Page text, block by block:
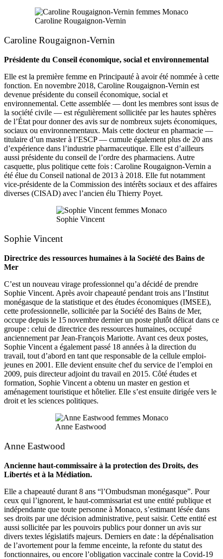
Caroline Rougaignon-Vernin
Caroline Rougaignon-Vernin
Présidente du Conseil économique, social et environnemental
Elle est la première femme en Principauté à avoir été nommée à cette
fonction. En novembre 2018, Caroline Rougaignon-Vernin est
devenue présidente du conseil économique, social et
environnemental. Cette assemblée — dont les membres sont issus de
la société civile — est régulièrement sollicitée par les hautes sphères
de l’État pour donner des avis sur de nombreux sujets économiques,
sociaux ou environnementaux. Mais cette docteur en pharmacie —
titulaire d’un master à l’ESCP — cumule également plus de 20 ans
d’expérience dans l’industrie pharmaceutique. Elle est d’ailleurs
aussi présidente du conseil de l’ordre des pharmaciens. Autre
casquette, plus politique cette fois : Caroline Rougaignon-Vernin a
été élue du Conseil national de 2013 à 2018. Elle fut notamment
vice-présidente de la Commission des intérêts sociaux et des affaires
diverses (CISAD) avec l’ancien élu Thierry Poyet.
Sophie Vincent
Sophie Vincent
Directrice des ressources humaines à la Société des Bains de
Mer
C’est un nouveau virage professionnel qu’a décidé de prendre
Sophie Vincent. Après avoir chapeauté pendant trois ans l’Institut
monégasque de la statistique et des études économiques (IMSEE),
cette professionnelle, sollicitée par la Société des Bains de Mer,
occupe depuis le 15 novembre dernier un poste plutôt délicat dans ce
groupe : celui de directrice des ressources humaines, occupé
anciennement par Jean-François Mariotte. Avant ces deux postes,
Sophie Vincent a également passé 18 années à la direction du
travail, tout d’abord en tant que responsable de la cellule emploi-
jeunes en 2001. Elle devient ensuite chef du service de l’emploi en
2009, puis directeur adjoint du travail en 2015. Côté études et
formation, Sophie Vincent a obtenu un master en gestion et
aménagement touristique et hôtelier. Elle s’est ensuite dirigée vers le
droit et les sciences politiques.
Anne Eastwood
Anne Eastwood
Ancienne haut-commissaire à la protection des Droits, des
Libertés et à la Médiation.
Elle a chapeauté durant 8 ans “l’Ombudsman monégasque”. Pour
ceux qui l’ignorent, le haut-commissariat est une entité publique et
indépendante que toute personne à Monaco, s’estimant lésée dans
ses droits par une décision administrative, peut saisir. Cette entité est
aussi sollicitée par les pouvoirs publics pour donner un avis sur
divers textes législatifs majeurs. Derniers en date : la dépénalisation
de l’avortement pour la femme enceinte, la refonte du statut des
fonctionnaires, ou encore l’obligation vaccinale contre la Covid-19